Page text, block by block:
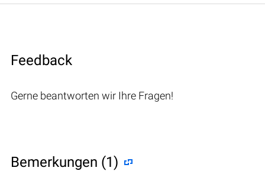
Feedback
Gerne beantworten wir Ihre Fragen!
Bemerkungen (1)